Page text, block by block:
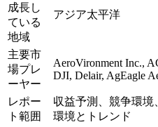
成長し
ている
地域
アジア太平洋
主要市
場プレ
ーヤー
AeroVironment Inc.,
DJI, Delair, AgEagle
レポー
ト範囲
収益予測、競争環境
環境とトレンド